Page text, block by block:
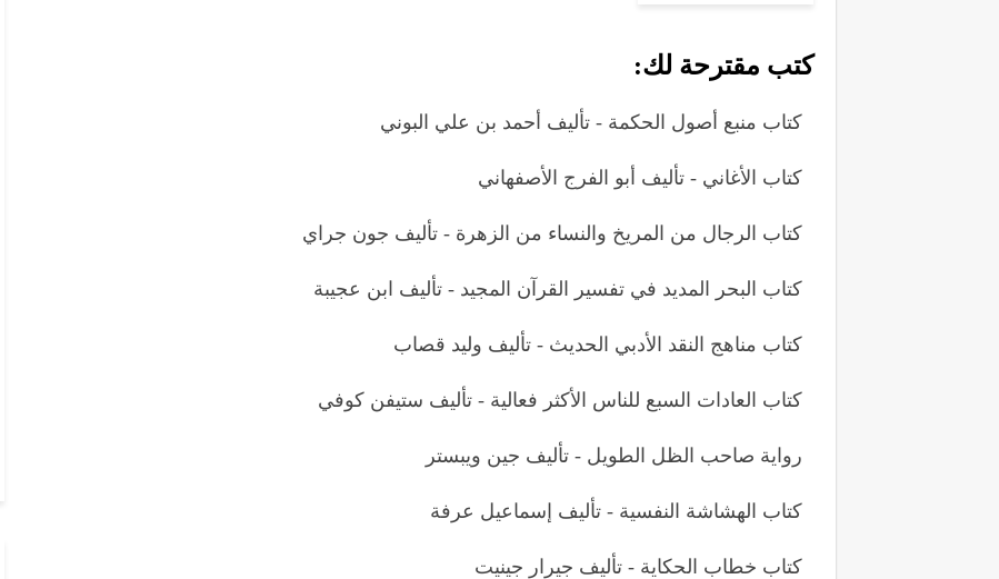
كتب مقترحة لك:
كتاب منبع أصول الحكمة - تأليف أحمد بن علي البوني
كتاب الأغاني - تأليف أبو الفرج الأصفهاني
كتاب الرجال من المريخ والنساء من الزهرة - تأليف جون جراي
كتاب البحر المديد في تفسير القرآن المجيد - تأليف ابن عجيبة
كتاب مناهج النقد الأدبي الحديث - تأليف وليد قصاب
كتاب العادات السبع للناس الأكثر فعالية - تأليف ستيفن كوفي
رواية صاحب الظل الطويل - تأليف جين ويبستر
كتاب الهشاشة النفسية - تأليف إسماعيل عرفة
كتاب خطاب الحكاية - تأليف جيرار جينيت